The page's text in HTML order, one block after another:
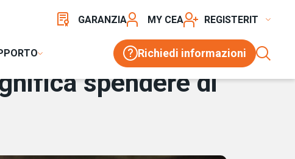
Richiedi informazioni
GARANZIA MY CEA REGISTER
spendere di